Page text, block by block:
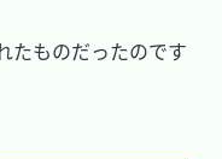
たものだったのです